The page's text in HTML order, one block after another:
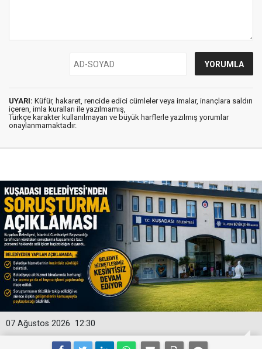
UYARI: Küfür, hakaret, rencide edici cümleler veya imalar, inançlara saldırı
içeren, imla kuralları ile yazılmamış,
Türkçe karakter kullanılmayan ve büyük harflerle yazılmış yorumlar
onaylanmamaktadır.
12:30
07 Ağustos 2026